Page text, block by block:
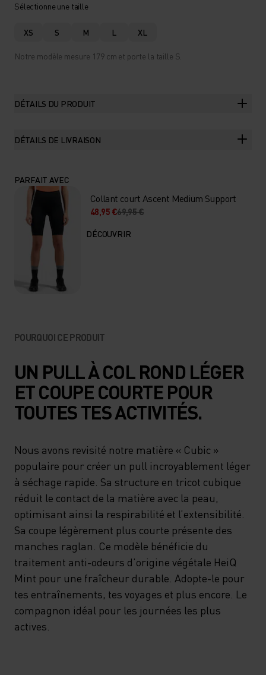
Sélectionne une taille
XS S M L XL
Notre modèle mesure 179 cm et porte la taille S.
DÉTAILS DU PRODUIT
DÉTAILS DE LIVRAISON
PARFAIT AVEC
Collant court Ascent Medium Support
48,95 €69,95 €
DÉCOUVRIR
POURQUOI CE PRODUIT
UN PULL À COL ROND LÉGER
ET COUPE COURTE POUR
TOUTES TES ACTIVITÉS.
Nous avons revisité notre matière « Cubic »
populaire pour créer un pull incroyablement léger
à séchage rapide. Sa structure en tricot cubique
réduit le contact de la matière avec la peau,
optimisant ainsi la respirabilité et l’extensibilité.
Sa coupe légèrement plus courte présente des
manches raglan. Ce modèle bénéficie du
traitement anti-odeurs d’origine végétale HeiQ
Mint pour une fraîcheur durable. Adopte-le pour
tes entraînements, tes voyages et plus encore. Le
compagnon idéal pour les journées les plus
actives.